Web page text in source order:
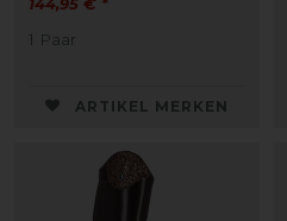
144,95 € *
1 Paar
ARTIKEL MERKEN